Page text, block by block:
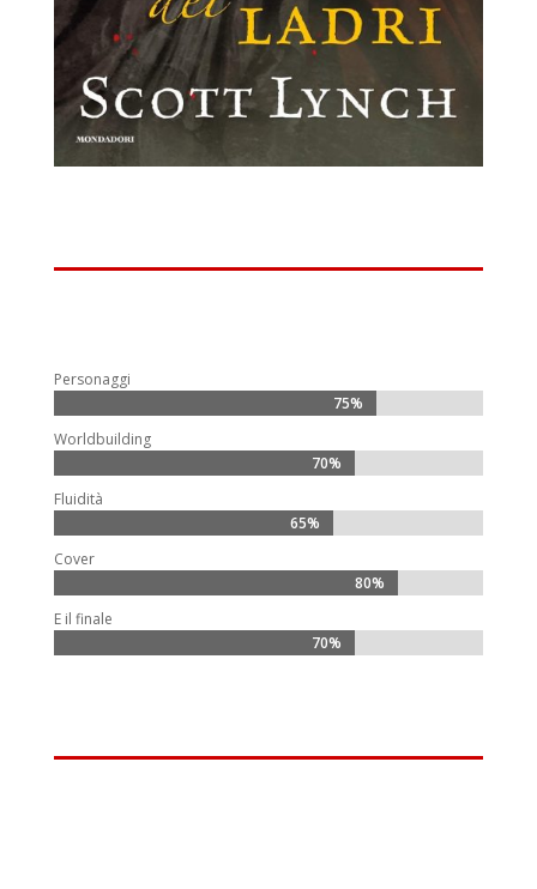
Personaggi
75%
75%
Worldbuilding
70%
70%
Fluidità
65%
65%
Cover
80%
80%
E il finale
70%
70%